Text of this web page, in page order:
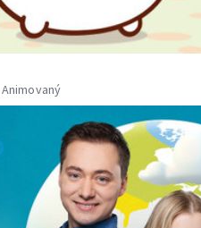
Animovaný